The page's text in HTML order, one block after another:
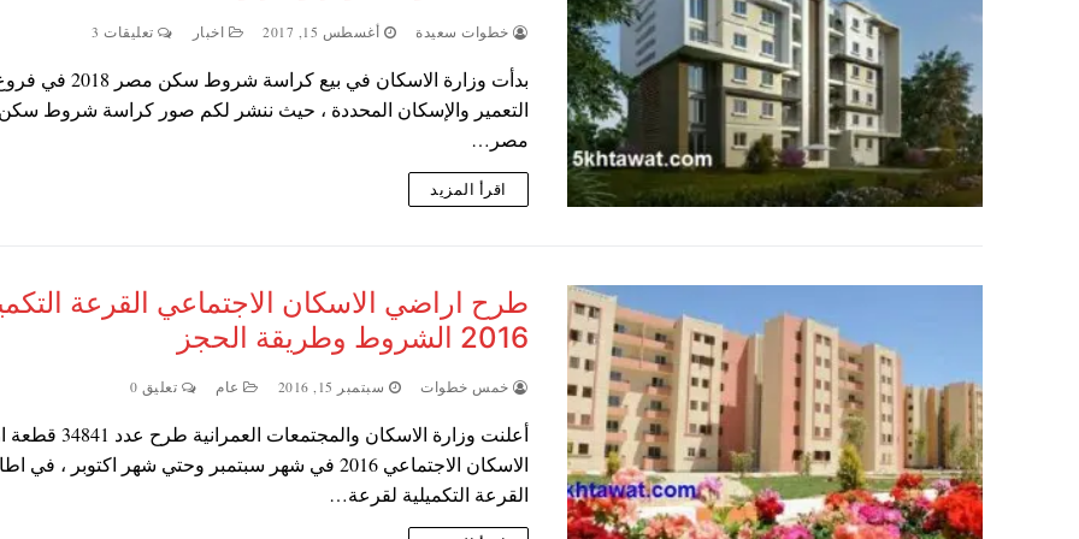
خطوات سعيدة أغسطس 15, 2017 اخبار تعليقات 3
بدأت وزارة الاسكان في بيع كراسة
التعمير والإسكان المحددة ، حيث ننشر لكم صور كراسة شروط سكن
مصر…
اقرأ المزيد
طرح اراضي الاسكان الاجتماعي القرعة
2016 الشروط وطريقة الحجز
خمس خطوات سبتمبر 15, 2016 عام تعليق 0
أعلنت وزارة الاسكان والمجتمعات
الاسكان الاجتماعي 2016 في شهر سبتمبر وحتي شهر اكتوبر ، في
القرعة التكميلية لقرعة…